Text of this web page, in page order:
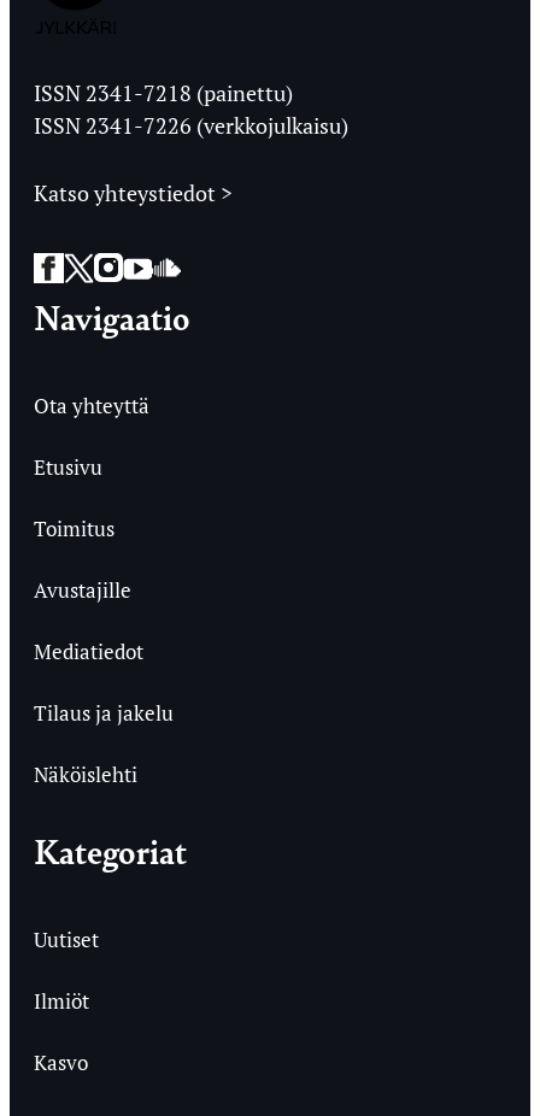
Ylioppilaslehti
ISSN 2341-7218 (painettu)
ISSN 2341-7226 (verkkojulkaisu)
Katso yhteystiedot >
Facebook
Twitter
Instagram
YouTube
SoundCloud
Navigaatio
Ota yhteyttä
Etusivu
Toimitus
Avustajille
Mediatiedot
Tilaus ja jakelu
Näköislehti
Kategoriat
Uutiset
Ilmiöt
Kasvo